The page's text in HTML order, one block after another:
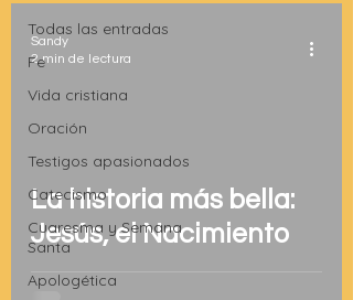
Todas las entradas
Fe
Vida cristiana
Oración
Testigos apasionados
Catecismo
Cuaresma y Semana
Santa
Apologética
La historia más bella:
Jesús, el Nacimiento
Sandy
2 min de lectura